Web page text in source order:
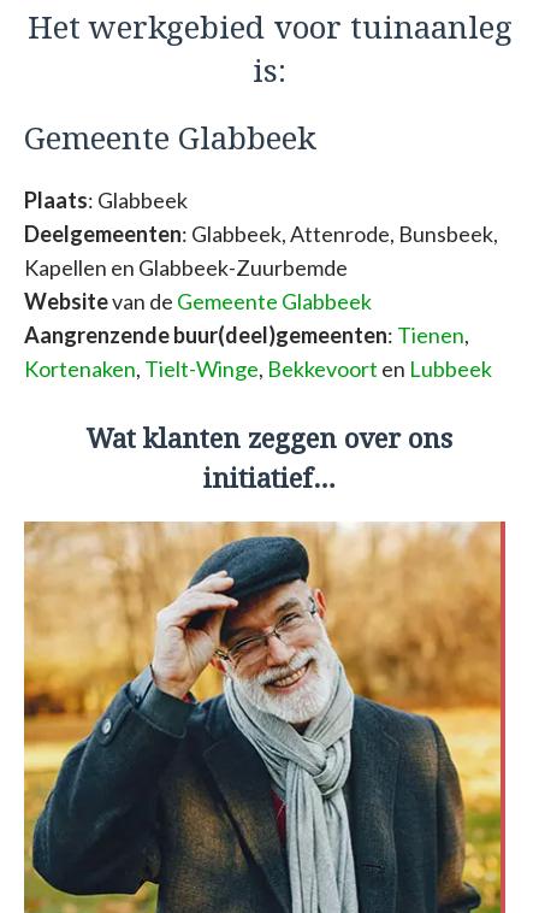
Het werkgebied voor tuinaanleg
is:
Gemeente Glabbeek
Plaats: Glabbeek
Deelgemeenten: Glabbeek, Attenrode, Bunsbeek,
Kapellen en Glabbeek-Zuurbemde
Websitevan de Gemeente Glabbeek
Aangrenzende buur(deel)gemeenten: Tienen,
Kortenaken, Tielt-Winge, Bekkevoort en Lubbeek
Wat klanten zeggen over ons
initiatief…